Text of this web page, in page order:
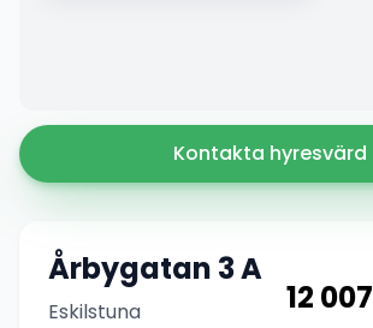
Kontakta hyresvärd
Årbygatan 3 A
Eskilstuna 12 007